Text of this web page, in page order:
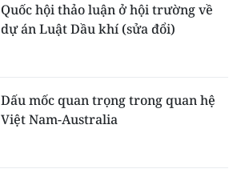
Quốc hội thảo luận ở hội trường về
dự án Luật Dầu khí (sửa đổi)
Dấu mốc quan trọng trong quan hệ
Việt Nam-Australia